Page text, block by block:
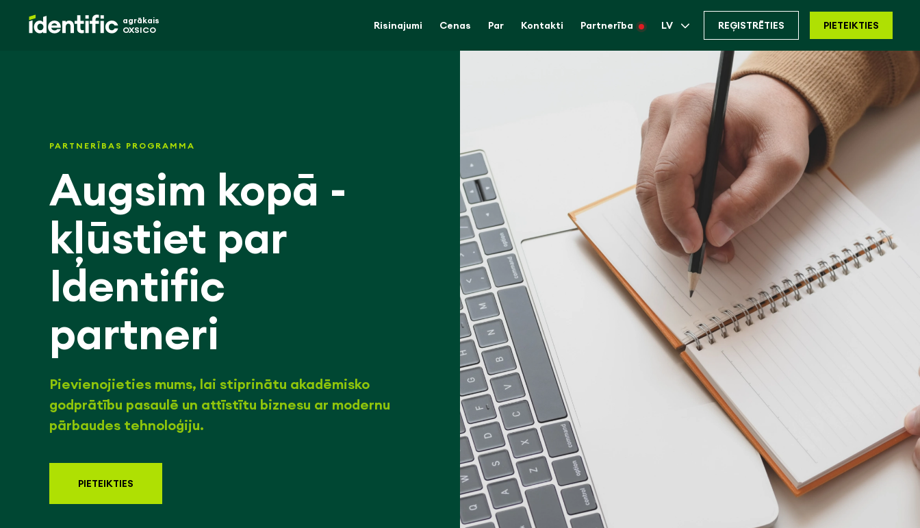
agrākais
OXSICO
Risinajumi Cenas Par Kontakti Partnerība LV REĢISTRĒTIES PIETEIKTIES
PARTNERĪBAS PROGRAMMA
Augsim kopā -
kļūstiet par
Identific
partneri
Pievienojieties mums, lai stiprinātu akadēmisko
godprātību pasaulē un attīstītu biznesu ar modernu
pārbaudes tehnoloģiju.
PIETEIKTIES